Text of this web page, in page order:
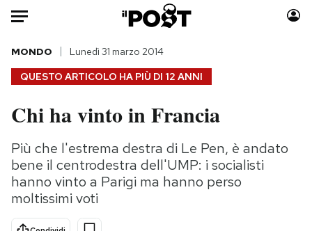
Auto
HOME
Italia
Politica
Tecnologia
Internet
Scienza
Moda
Consumismi
QUESTO ARTICOLO HA PIÙ DI 12 ANNI
MONDO Lunedì 31 marzo 2014
Chi ha vinto in Francia
Più che l'estrema destra di Le Pen, è andato
bene il centrodestra dell'UMP: i socialisti
hanno vinto a Parigi ma hanno perso
moltissimi voti